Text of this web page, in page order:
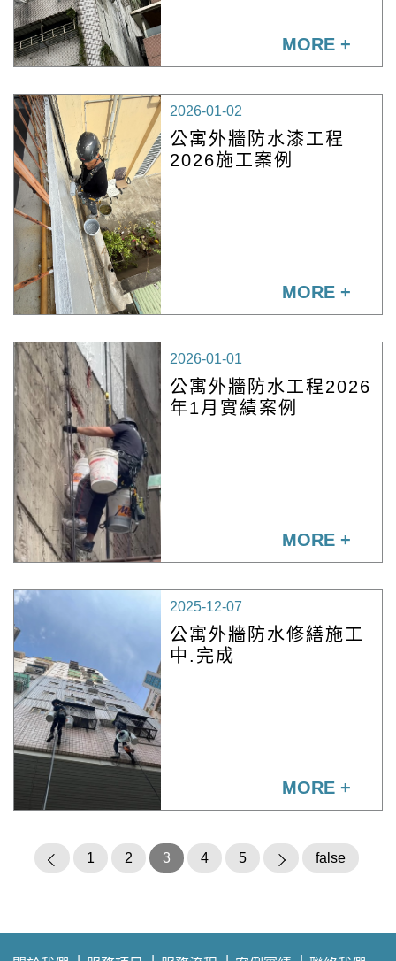
MORE +
2026-01-02
公寓外牆防水漆工程
2026施工案例
MORE +
2026-01-01
公寓外牆防水工程2026
年1月實績案例
MORE +
2025-12-07
公寓外牆防水修繕施工
中.完成
MORE +
1 2 3 4 5 false